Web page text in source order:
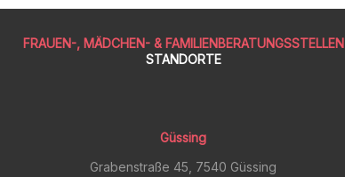
FRAUEN-, MÄDCHEN- & FAMILIENBERATUNGSSTELLEN
STANDORTE
Güssing
Grabenstraße 45, 7540 Güssing